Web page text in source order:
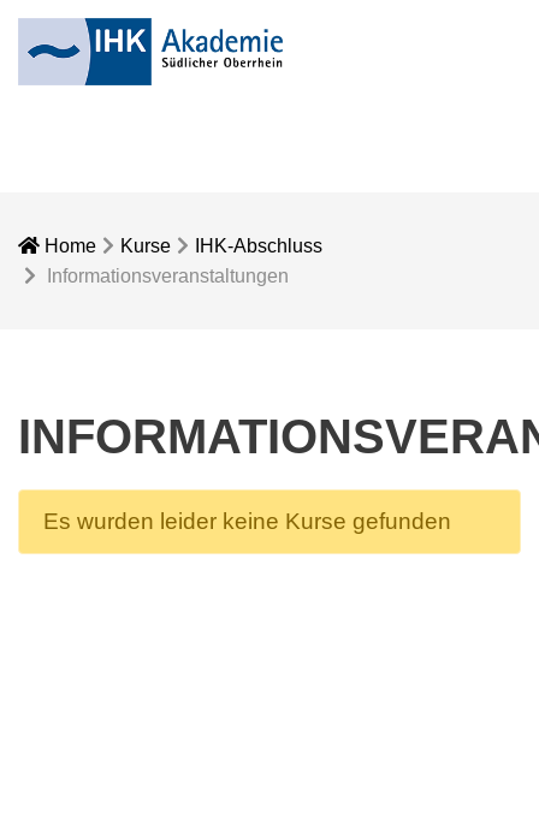
Home Kurse
IHK-Abschluss
Informationsveranstaltungen
Es wurden leider keine Kurse gefunden